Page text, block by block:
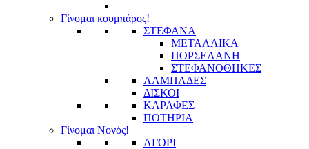
Γίνομαι κουμπάρος!
ΣΤΕΦΑΝΑ
ΜΕΤΑΛΛΙΚΑ
ΠΟΡΣΕΛΑΝΗ
ΣΤΕΦΑΝΟΘΗΚΕΣ
ΛΑΜΠΑΔΕΣ
ΔΙΣΚΟΙ
ΚΑΡΑΦΕΣ
ΠΟΤΗΡΙΑ
Γίνομαι Νονός!
ΑΓΟΡΙ